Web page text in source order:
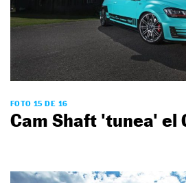
FOTO 15 DE 16
Cam Shaft 'tunea' el